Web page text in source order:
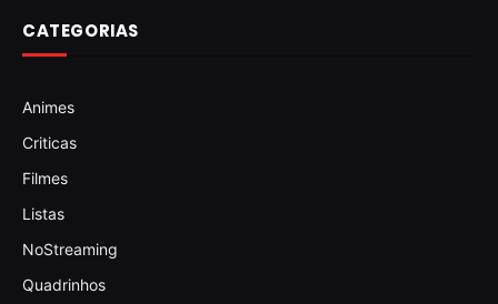
CATEGORIAS
Animes
Criticas
Filmes
Listas
NoStreaming
Quadrinhos